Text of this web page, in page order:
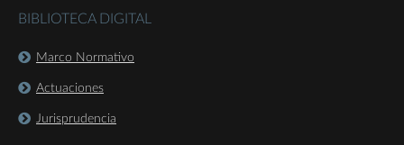
BIBLIOTECA DIGITAL
Marco Normativo
Actuaciones
Jurisprudencia